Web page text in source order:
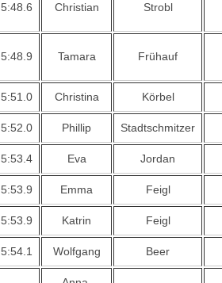
5:48.6 Christian Strobl
5:48.9 Tamara Frühauf
5:51.0 Christina Körbel
5:52.0 Phillip Stadtschmitzer
5:53.4 Eva Jordan
5:53.9 Emma Feigl
5:53.9 Katrin Feigl
5:54.1 Wolfgang Beer